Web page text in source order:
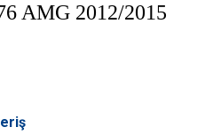
AMG 2012/2015
siz yapın!
formunu kullanarak tarafımıza